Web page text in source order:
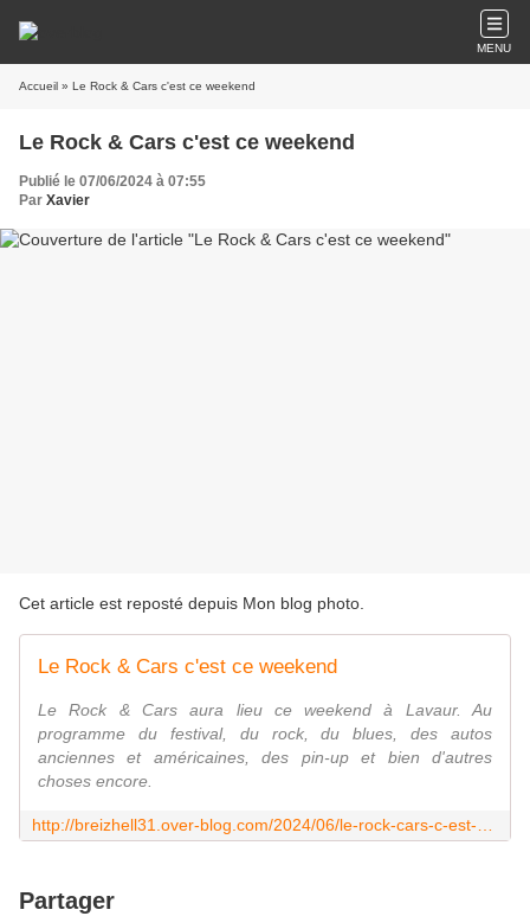
MENU
Accueil » Le Rock & Cars c'est ce weekend
Le Rock & Cars c'est ce weekend
Publié le 07/06/2024 à 07:55
Par Xavier
Cet article est reposté depuis Mon blog photo
Le Rock & Cars c'est ce weekend
Le Rock & Cars aura lieu ce weekend à Lavaur. Au
programme du festival, du rock, du blues, des autos
anciennes et américaines, des pin-up et bien d'autres
choses encore.
Partager